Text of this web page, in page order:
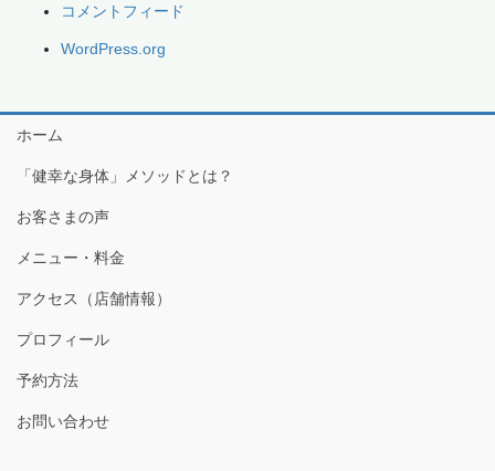
コメントフィード
WordPress.org
ホーム
「健幸な身体」メソッドとは？
お客さまの声
メニュー・料金
アクセス（店舗情報）
プロフィール
予約方法
お問い合わせ